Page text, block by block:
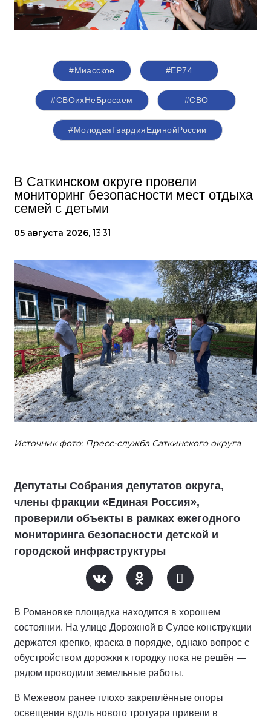
#Миасское #ЕР74
#СВОихНеБросаем #СВО
#МолодаяГвардияЕдинойРоссии
В Саткинском округе провели
мониторинг безопасности мест отдыха
семей с детьми
05 августа 2026, 13:31
Источник фото: Пресс-служба Саткинского округа
Депутаты Собрания депутатов округа,
члены фракции «Единая Россия»,
проверили объекты в рамках ежегодного
мониторинга безопасности детской и
городской инфраструктуры
В Романовке площадка находится в хорошем
состоянии. На улице Дорожной в Сулее конструкции
держатся крепко, краска в порядке, однако вопрос с
обустройством дорожки к городку пока не решён —
рядом проводили земельные работы.
В Межевом ранее плохо закреплённые опоры
освещения вдоль нового тротуара привели в